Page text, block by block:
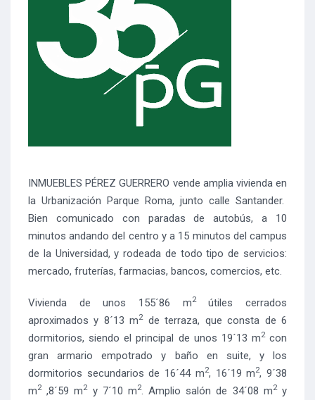
INMUEBLES PÉREZ GUERRERO vende amplia vivienda en
la Urbanización Parque Roma, junto calle Santander.
Bien comunicado con paradas de autobús, a 10
minutos andando del centro y a 15 minutos del campus
de la Universidad, y rodeada de todo tipo de servicios:
mercado, fruterías, farmacias, bancos, comercios, etc.
Vivienda de unos 155´86 m2útiles cerrados
aproximados y 8´13 m2de terraza, que consta de 6
dormitorios, siendo el principal de unos 19´13 m2con
gran armario empotrado y baño en suite, y los
dormitorios secundarios de 16´44 m2, 16´19 m2, 9´38
m2,8´59 m2y 7´10 m2. Amplio salón de 34´08 m2y